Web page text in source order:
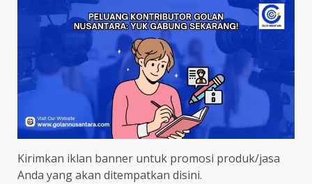
Kirimkan iklan banner untuk promosi produk/jasa
Anda yang akan ditempatkan disini.